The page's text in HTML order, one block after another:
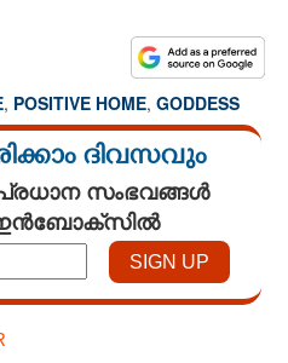
, POSITIVE HOME, GODDESS
ദിവസവും
സംഭവങ്ങൾ
ഇൻബോക്സിൽ